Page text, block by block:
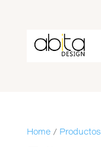
Home/ Productos